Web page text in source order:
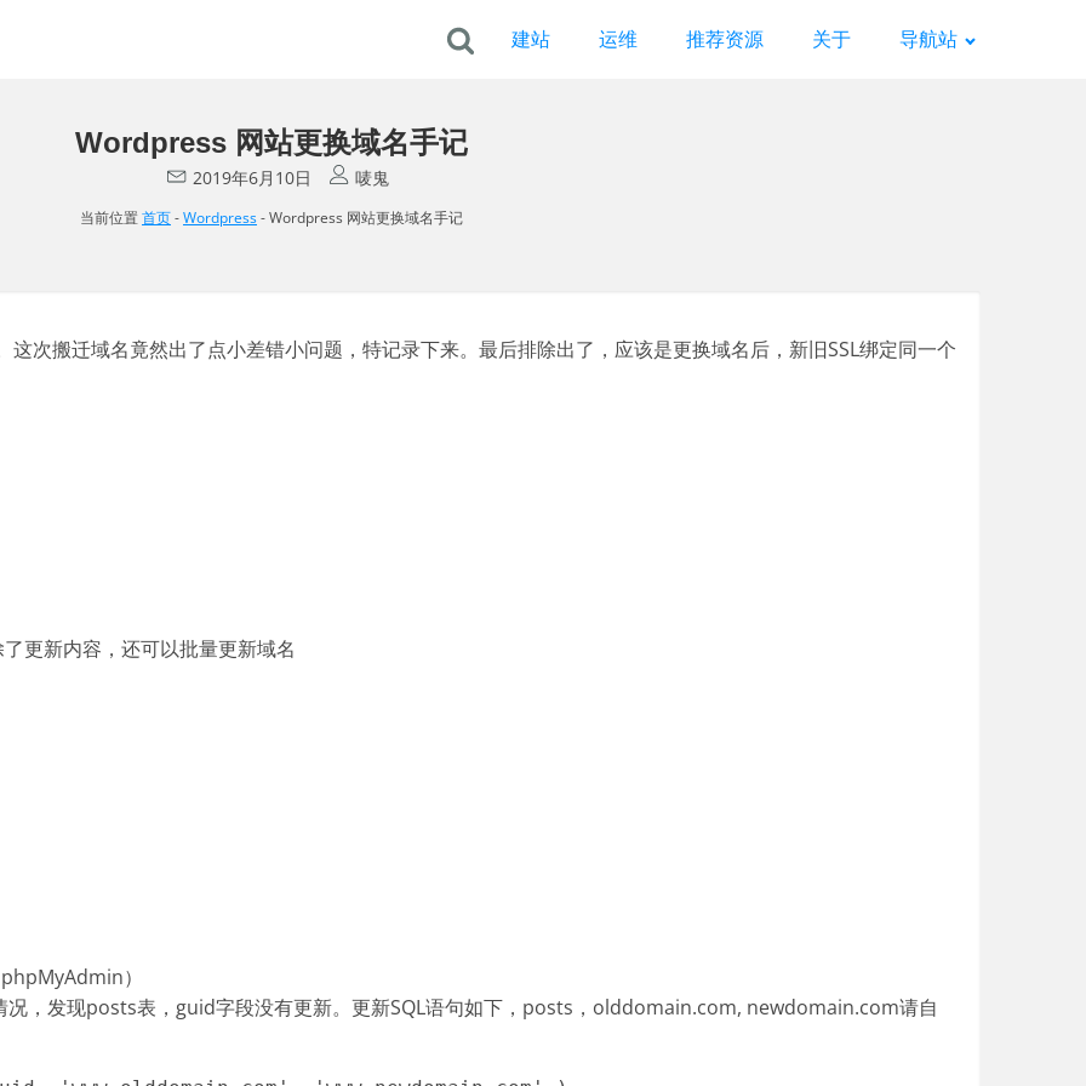
建站 运维 推荐资源 关于 导航站
Wordpress 网站更换域名手记
2019年6月10日 唛鬼
当前位置首页-Wordpress-Wordpress 网站更换域名手记
次搬迁域名竟然出了点小差错小问题，特记录下来。最后排除出了，应该是更换域名后，新旧SSL绑定同一个
更新内容，还可以批量更新域名
）
，发现posts表，guid字段没有更新。更新SQL语句如下，posts，olddomain.com, newdomain.com请自